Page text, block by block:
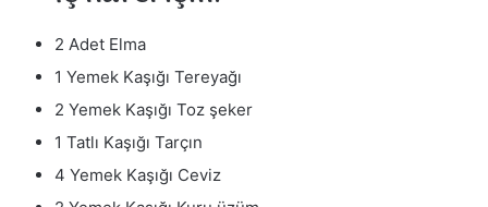
2 Adet Elma
1 Yemek Kaşığı Tereyağı
2 Yemek Kaşığı Toz şeker
1 Tatlı Kaşığı Tarçın
4 Yemek Kaşığı Ceviz